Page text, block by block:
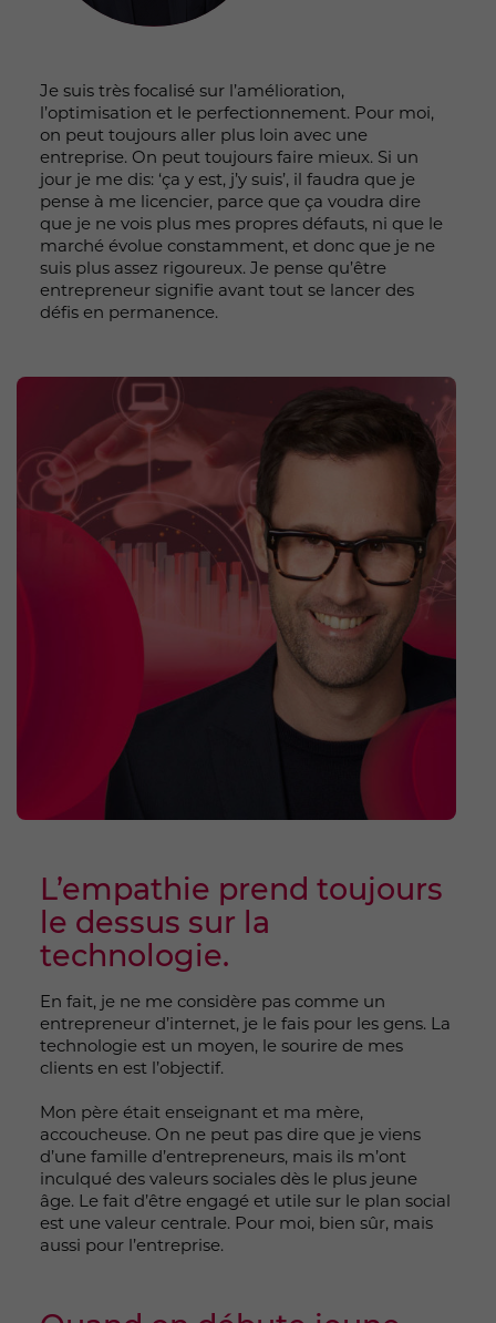
Je suis très focalisé sur l’amélioration,
l’optimisation et le perfectionnement. Pour moi,
on peut toujours aller plus loin avec une
entreprise. On peut toujours faire mieux. Si un
jour je me dis: ‘ça y est, j’y suis’, il faudra que je
pense à me licencier, parce que ça voudra dire
que je ne vois plus mes propres défauts, ni que le
marché évolue constamment, et donc que je ne
suis plus assez rigoureux. Je pense qu’être
entrepreneur signifie avant tout se lancer des
défis en permanence.
L’empathie prend toujours
le dessus sur la
technologie.
En fait, je ne me considère pas comme un
entrepreneur d’internet, je le fais pour les gens. La
technologie est un moyen, le sourire de mes
clients en est l’objectif.
Mon père était enseignant et ma mère,
accoucheuse. On ne peut pas dire que je viens
d’une famille d’entrepreneurs, mais ils m’ont
inculqué des valeurs sociales dès le plus jeune
âge. Le fait d’être engagé et utile sur le plan social
est une valeur centrale. Pour moi, bien sûr, mais
aussi pour l’entreprise.